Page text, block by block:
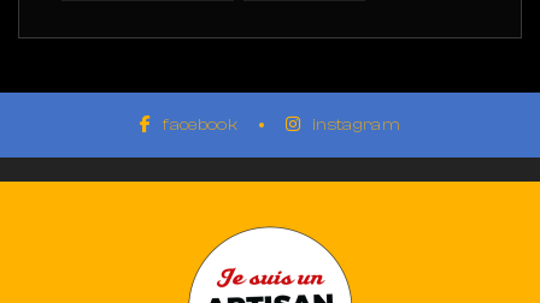
facebook instagram